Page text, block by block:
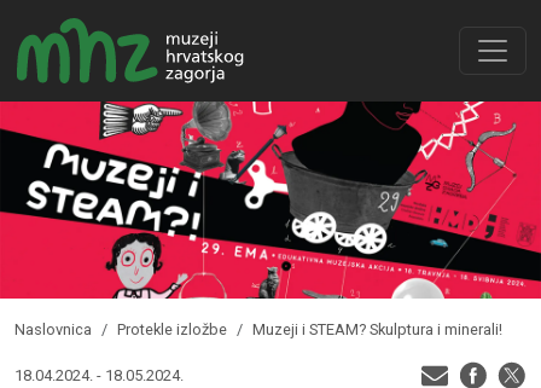
Naslovnica Protekle izložbe Muzeji i STEAM? Skulptura i minerali!
18.04.2024. - 18.05.2024.